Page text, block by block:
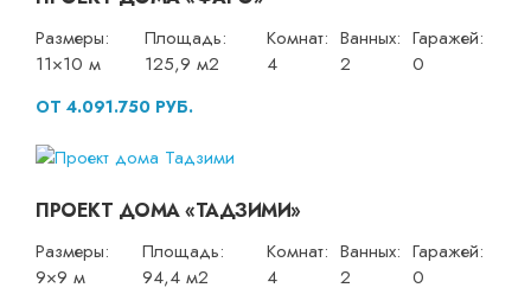
Размеры:
11×10 м
Площадь:
125,9 м2
Комнат:
4
Ванных:
2
Гаражей:
0
ОТ 4.091.750 РУБ.
ПРОЕКТ ДОМА «ТАДЗИМИ»
Размеры:
9×9 м
Площадь:
94,4 м2
Комнат:
4
Ванных:
2
Гаражей:
0